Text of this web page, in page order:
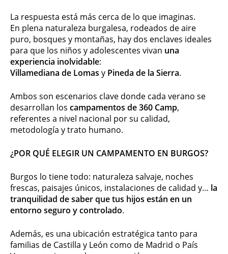
La respuesta está más cerca de lo que imaginas.
En plena naturaleza burgalesa, rodeados de aire
puro, bosques y montañas, hay dos enclaves ideales
para que los niños y adolescentes vivan una
experiencia inolvidable:
Villamediana de Lomas y Pineda de la Sierra.
Ambos son escenarios clave donde cada verano se
desarrollan los campamentos de 360 Camp,
referentes a nivel nacional por su calidad,
metodología y trato humano.
¿POR QUÉ ELEGIR UN CAMPAMENTO EN BURGOS?
Burgos lo tiene todo: naturaleza salvaje, noches
frescas, paisajes únicos, instalaciones de calidad y… la
tranquilidad de saber que tus hijos están en un
entorno seguro y controlado.
Además, es una ubicación estratégica tanto para
familias de Castilla y León como de Madrid o País